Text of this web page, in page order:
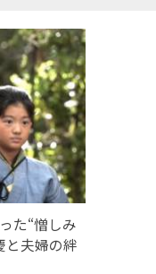
た“憎しみ
夫婦の絆